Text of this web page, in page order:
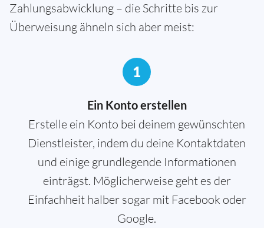
Zahlungsabwicklung – die Schritte bis zur
Überweisung ähneln sich aber meist:
1
Ein Konto erstellen
Erstelle ein Konto bei deinem gewünschten
Dienstleister, indem du deine Kontaktdaten
und einige grundlegende Informationen
einträgst. Möglicherweise geht es der
Einfachheit halber sogar mit Facebook oder
Google.